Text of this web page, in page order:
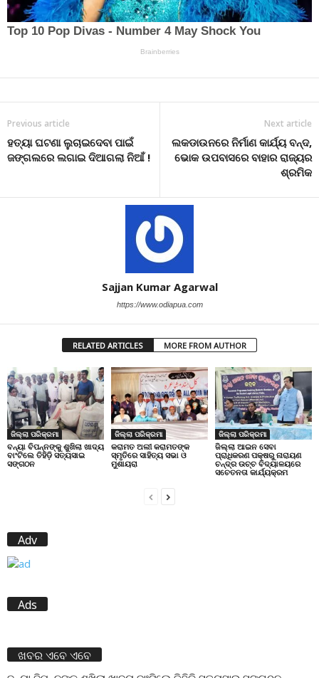
Previous article
ହତ୍ୟା ଘଟଣା ଲୁଚାଇଦେବା ପାଇଁ
ଜଙ୍ଗଲରେ ଲଗାଇ ଦିଆଗଲା ନିଆଁ !
Next article
ଲକଡାଉନରେ ନିର୍ମାଣ କାର୍ଯ୍ୟ ବନ୍ଦ,
ଭୋକ ଉପବାସରେ ବାହାର ରାଜ୍ୟର
ଶ୍ରମିକ
Sajjan Kumar Agarwal
https://www.odiapua.com
RELATED ARTICLES MORE FROM AUTHOR
ଜିଲ୍ଲା ପରିକ୍ରମା
ବନ୍ୟା ବିପନ୍ନଙ୍କୁ ଶୁଖିଲା ଖାଦ୍ୟ
ବାଂଟିଲେ ତିହିଡି଼ ସତ୍ୟସାଇ
ସଙ୍ଗଠନ
ଜିଲ୍ଲା ପରିକ୍ରମା
କରାମତ ଅଲୀ କରାମତଙ୍କ
ସ୍ମୃତିରେ ସାହିତ୍ୟ ସଭା ଓ
ମୁଶାୟରା
ଜିଲ୍ଲା ପରିକ୍ରମା
ଜିଲ୍ଲା ଆଇନ ସେବା
ପ୍ରାଧିକରଣ ପକ୍ଷରୁ ନାରାୟଣ
ଚନ୍ଦ୍ର ଉଚ୍ଚ ବିଦ୍ୟାଳୟରେ
ସଚେତନତା କାର୍ଯ୍ୟକ୍ରମ
Adv
Ads
ଖବର ଏବେ ଏବେ